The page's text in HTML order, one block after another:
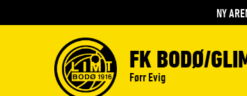
NY
FK BODØ/
Førr Evig